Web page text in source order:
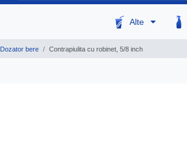
Alte
Dozator bere Contrapiulita cu robinet, 5/8 inch